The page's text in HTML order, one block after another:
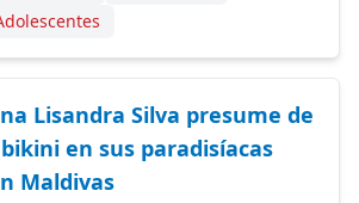
Lisandra Silva presume de
en sus paradisíacas
Maldivas